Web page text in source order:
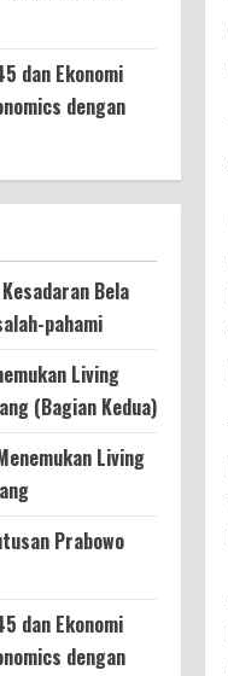
dan Ekonomi
dengan
Bela
pahami
Living
(Bagian Kedua)
Living
Prabowo
dan Ekonomi
dengan